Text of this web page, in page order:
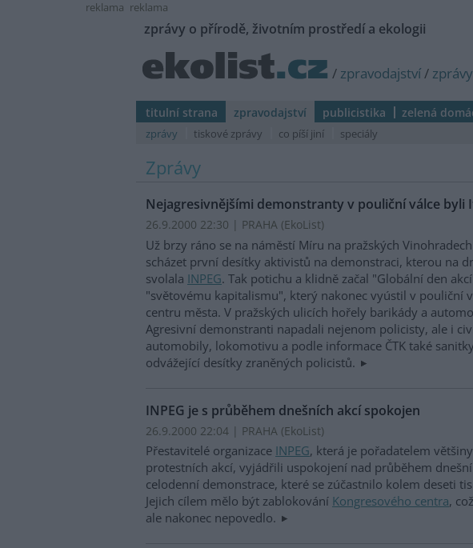
reklama reklama
zprávy o přírodě, životním prostředí a ekologii
/ zpravodajství/ zprávy
titulní strana zpravodajství publicistika zelená
zprávy tiskové zprávy co píší jiní speciály
Zprávy
Nejagresivnějšími demonstranty v pouliční válce byli
26.9.2000 22:30 | PRAHA (EkoList)
Už brzy ráno se na náměstí Míru na pražských
scházet první desítky aktivistů na demonstraci, kterou na
svolala INPEG. Tak potichu a klidně začal "Globální den
"světovému kapitalismu", který nakonec vyústil v pouliční
centru města. V pražských ulicích hořely barikády a
Agresivní demonstranti napadali nejenom policisty, ale i
automobily, lokomotivu a podle informace ČTK také
odvážející desítky zraněných policistů.
INPEG je s průběhem dnešních akcí spokojen
26.9.2000 22:04 | PRAHA (EkoList)
Přestavitelé organizace INPEG, která je pořadatelem
protestních akcí, vyjádřili uspokojení nad průběhem dnešní
celodenní demonstrace, které se zúčastnilo kolem deseti
Jejich cílem mělo být zablokování Kongresového centra,
ale nakonec nepovedlo.